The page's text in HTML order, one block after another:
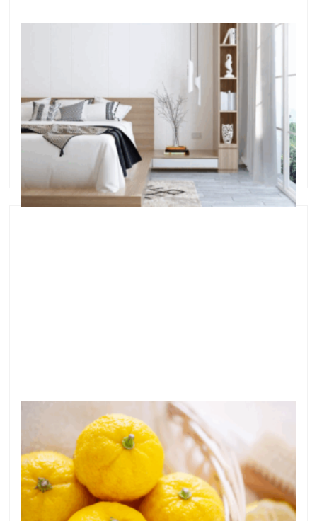
新年におすすめ！雑菌が繁殖しやすい、枕の買
●新年におすすめ！雑菌が繁殖しやすい、枕の買い替
え♪ こんにちは＾＾ 横浜で、ニキビ専門サロンを開い
ている益子早百合です。 何度も繰り返しできる、お顔
のニキビ・ニキビ跡などのお悩みに特化した、フェイ
シャルサロンです。 初詣や、初売りセール、 …
今日は冬至です♪柚子湯はこんなにメリットがあ
るんです＾＾
●今日は冬至です♪柚子湯はこんなにメリットがあるん
です＾＾ こんにちは＾＾ 横浜で、ニキビ専門サロン
を開いている益子早百合です。 何度も繰り返しでき
る、お顔のニキビ・ニキビ跡などのお悩みに特化し